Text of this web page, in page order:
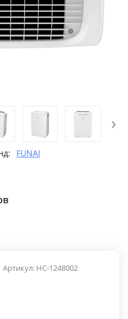
›
FUNAI
Артикул: НС-1248002